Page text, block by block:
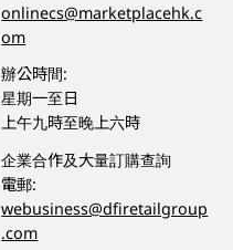
onlinecs@marketplacehk.c
om
辦公時間:
星期一至日
上午九時至晚上六時
企業合作及大量訂購查詢
電郵:
webusiness@dfiretailgroup
.com